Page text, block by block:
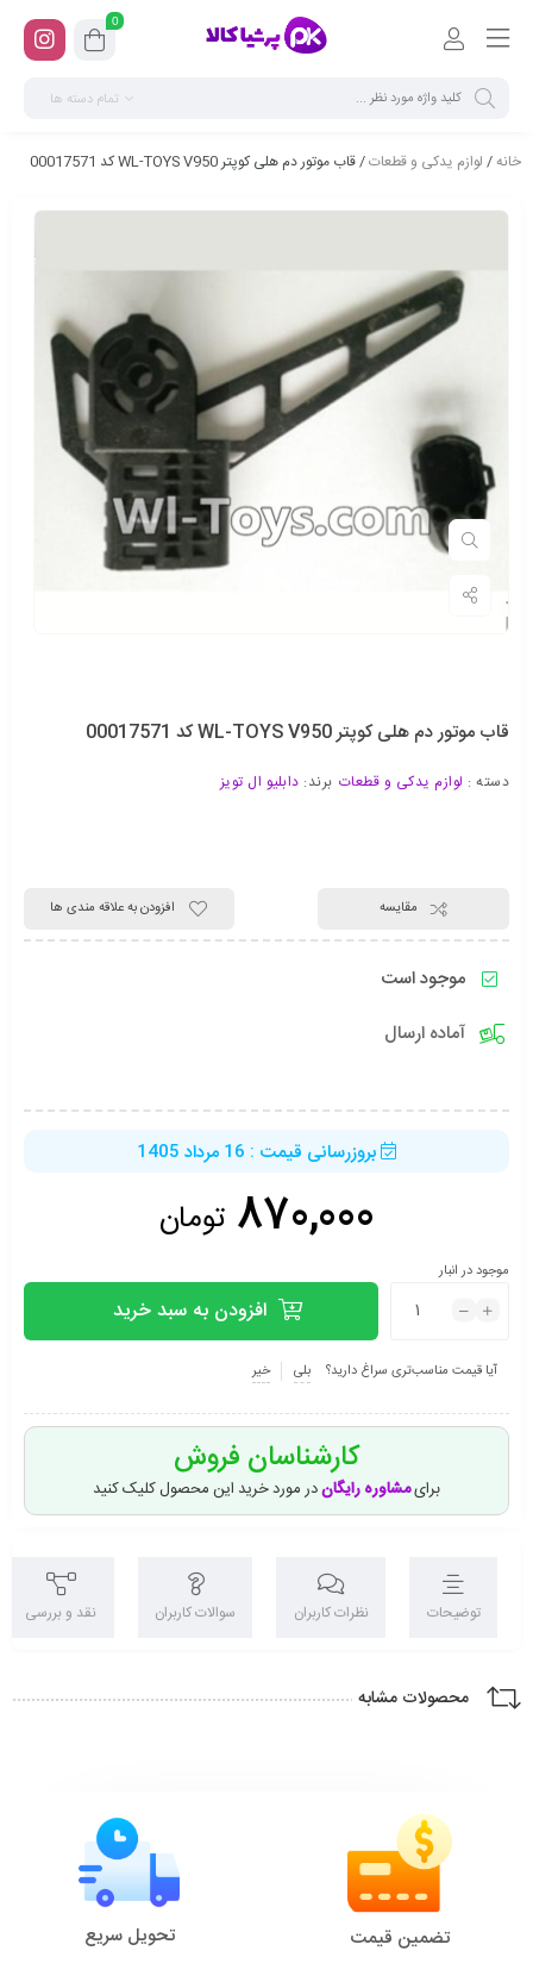
0
تمام دسته ها
خانه/ لوازم یدکی و قطعات/ قاب موتور دم هلی کوپتر WL-TOYS V950 کد 00017571
قاب موتور دم هلی کوپتر WL-TOYS V950 کد 00017571
دسته : لوازم یدکی و قطعات برند: دابلیو ال تویز
مقایسه افزودن به علاقه مندی ها
موجود است
آماده ارسال
بروزرسانی قیمت : 16 مرداد 1405
870,000 تومان
موجود در انبار
افزودن به سبد خرید
آیا قیمت مناسب‌تری سراغ دارید؟ بلی خیر
کارشناسان فروش
برایمشاوره رایگان در مورد خرید این محصول کلیک کنید
توضیحات نظرات کاربران سوالات کاربران نقد و بررسی
محصولات مشابه
تضمین قیمت تحویل سریع